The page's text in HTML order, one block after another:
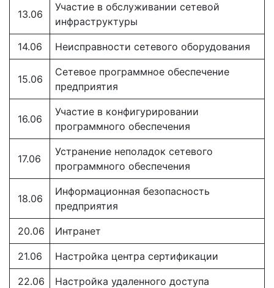
13.06
Участие в обслуживании сетевой
инфраструктуры
14.06 Неисправности сетевого оборудования
15.06
Сетевое программное обеспечение
предприятия
16.06
Участие в конфигурировании
программного обеспечения
17.06
Устранение неполадок сетевого
программного обеспечения
18.06
Информационная безопасность
предприятия
20.06 Интранет
21.06 Настройка центра сертификации
22.06 Настройка удаленного доступа